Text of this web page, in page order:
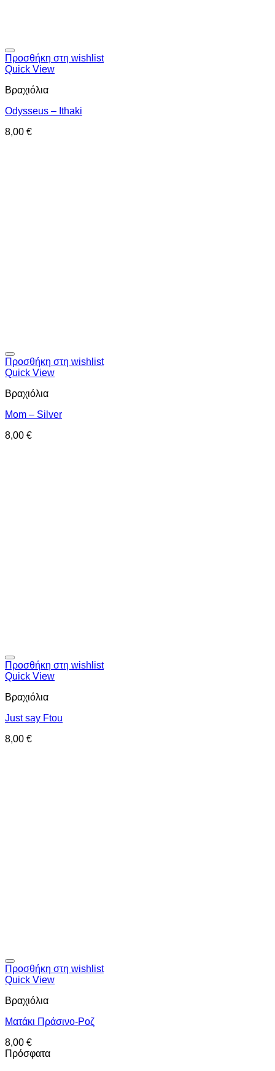
Προσθήκη στη wishlist
Quick View
Βραχιόλια
Odysseus – Ithaki
8,00 €
Προσθήκη στη wishlist
Quick View
Βραχιόλια
Mom – Silver
8,00 €
Προσθήκη στη wishlist
Quick View
Βραχιόλια
Just say Ftou
8,00 €
Προσθήκη στη wishlist
Quick View
Βραχιόλια
Ματάκι Πράσινο-Ροζ
8,00 €
Πρόσφατα